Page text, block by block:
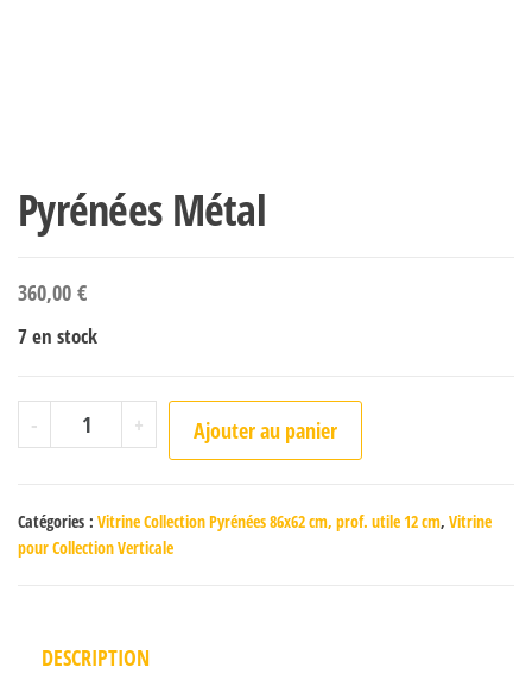
Pyrénées Métal
360,00 €
7 en stock
- quantité de Pyrénées Métal
+ Ajouter au panier
Catégories : Vitrine Collection Pyrénées 86x62 cm, prof. utile 12 cm, Vitrine
pour Collection Verticale
DESCRIPTION